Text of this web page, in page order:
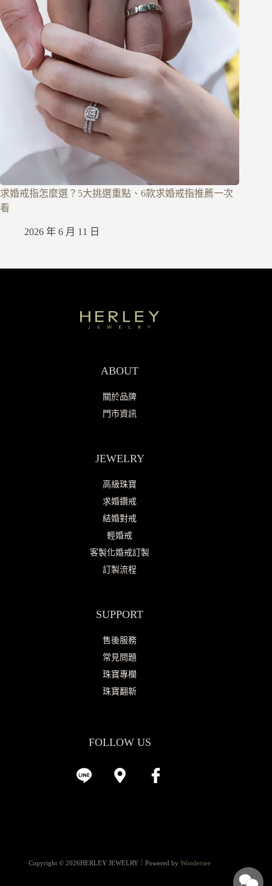
求婚戒指怎麼選？5大挑選重點、6款求婚戒指推薦一次
看
2026 年 6 月 11 日
ABOUT
關於品牌
門市資訊
JEWELRY
高級珠寶
求婚鑽戒
結婚對戒
輕婚戒
客製化婚戒訂製
訂製流程
SUPPORT
售後服務
常見問題
珠寶專欄
珠寶翻新
FOLLOW US
Copyright © 2026HERLEY JEWELRY｜Powered byWondersee